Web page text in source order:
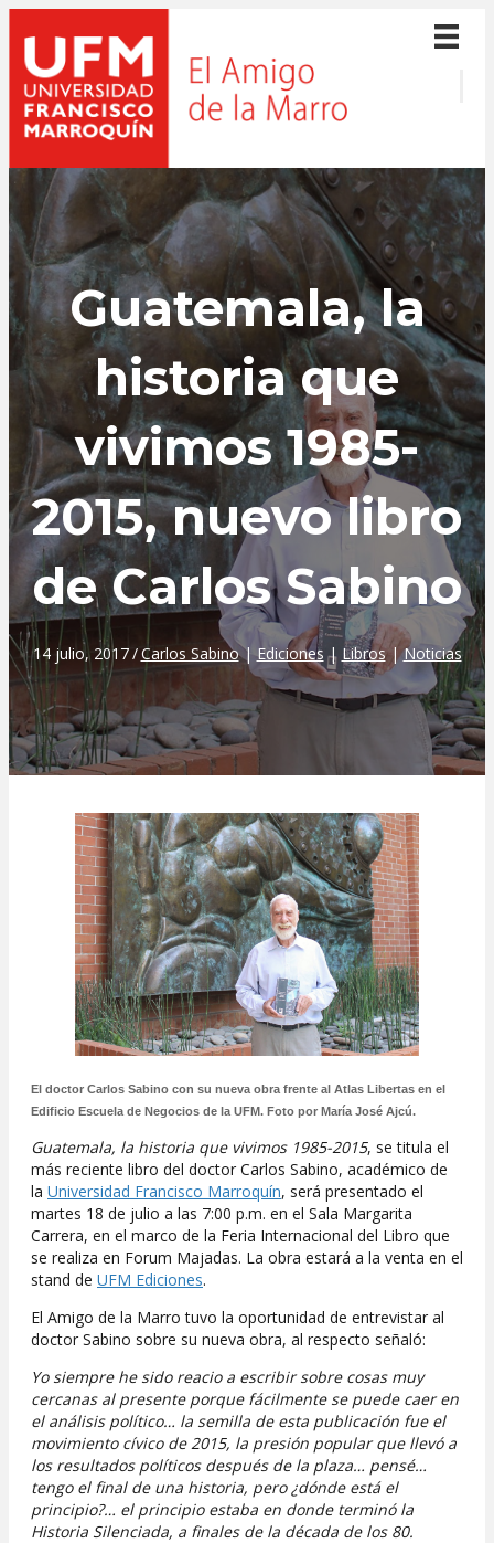
Guatemala, la
historia que
vivimos 1985-
2015, nuevo libro
de Carlos Sabino
14 julio, 2017/Carlos Sabino|Ediciones | Libros|Noticias
El doctor Carlos Sabino con su nueva obra frente al Atlas Libertas en el
Edificio Escuela de Negocios de la UFM. Foto por María José Ajcú.
Guatemala, la historia que vivimos 1985-2015, se titula el
más reciente libro del doctor Carlos Sabino, académico de
la Universidad Francisco Marroquín, será presentado el
martes 18 de julio a las 7:00 p.m. en el Sala Margarita
Carrera, en el marco de la Feria Internacional del Libro que
se realiza en Forum Majadas. La obra estará a la venta en el
stand de UFM Ediciones.
El Amigo de la Marro tuvo la oportunidad de entrevistar al
doctor Sabino sobre su nueva obra, al respecto señaló:
Yo siempre he sido reacio a escribir sobre cosas muy
cercanas al presente porque fácilmente se puede caer en
el análisis político… la semilla de esta publicación fue el
movimiento cívico de 2015, la presión popular que llevó a
los resultados políticos después de la plaza… pensé…
tengo el final de una historia, pero ¿dónde está el
principio?… el principio estaba en donde terminó la
Historia Silenciada, a finales de la década de los 80.